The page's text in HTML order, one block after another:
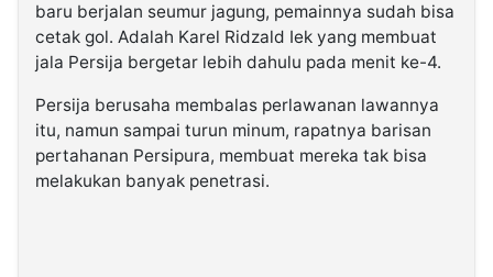
baru berjalan seumur jagung, pemainnya sudah bisa
cetak gol. Adalah Karel Ridzald Iek yang membuat
jala Persija bergetar lebih dahulu pada menit ke-4.
Persija berusaha membalas perlawanan lawannya
itu, namun sampai turun minum, rapatnya barisan
pertahanan Persipura, membuat mereka tak bisa
melakukan banyak penetrasi.